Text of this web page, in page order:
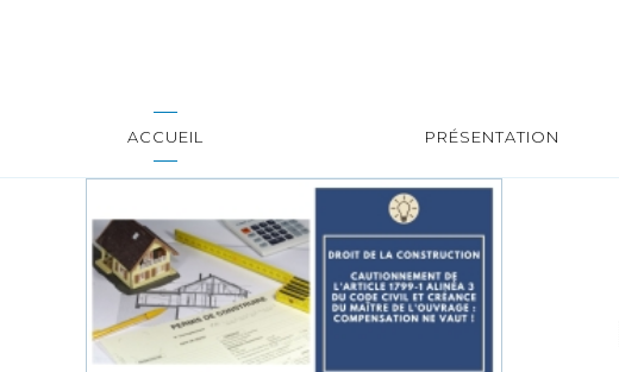
ACCUEIL PRÉSENTATION